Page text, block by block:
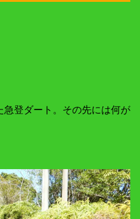
登ダート。その先には何が